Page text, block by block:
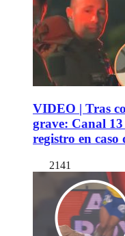
VIDEO | Tras
grave: Canal
registro en caso
2141